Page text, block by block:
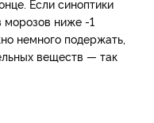
Если синоптики
морозов ниже -1
немного подержать,
веществ — так